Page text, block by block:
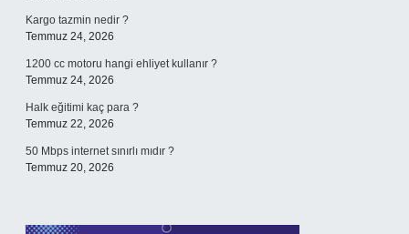
Kargo tazmin nedir ?
Temmuz 24, 2026
1200 cc motoru hangi ehliyet kullanır ?
Temmuz 24, 2026
Halk eğitimi kaç para ?
Temmuz 22, 2026
50 Mbps internet sınırlı mıdır ?
Temmuz 20, 2026